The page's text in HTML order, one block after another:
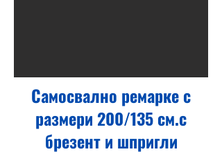
Самосвално ремарке с
размери 200/135 см.с
брезент и шпригли